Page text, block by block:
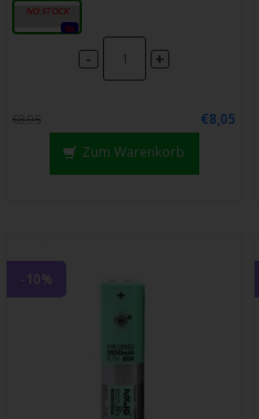
3000mAh
0x
- +
€8,95
€8,05
Zum Warenkorb
-10%